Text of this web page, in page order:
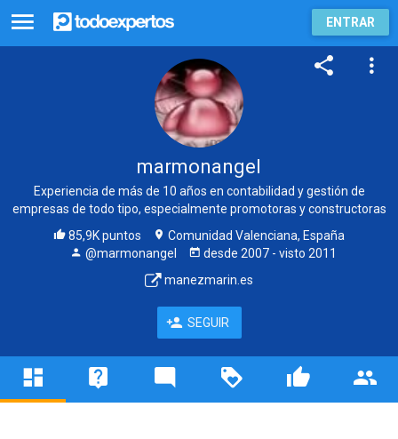
ENTRAR
marmonangel
Experiencia de más de 10 años en contabilidad y gestión de
empresas de todo tipo, especialmente promotoras y constructoras
85,9K puntos
Comunidad Valenciana, España
@marmonangel
desde 2007 - visto 2011
manezmarin.es
SEGUIR